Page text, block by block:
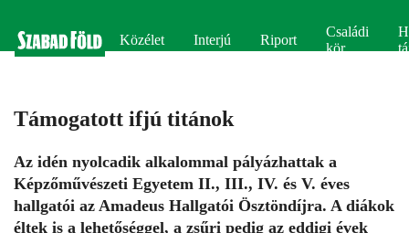
Közélet Interjú Riport
Családi
kör
Támogatott ifjú titánok
Az idén nyolcadik alkalommal pályázhattak a
Képzőművészeti Egyetem II., III., IV. és V. éves
hallgatói az Amadeus Hallgatói Ösztöndíjra. A diákok
éltek is a lehetőséggel, a zsűri pedig az eddigi évek